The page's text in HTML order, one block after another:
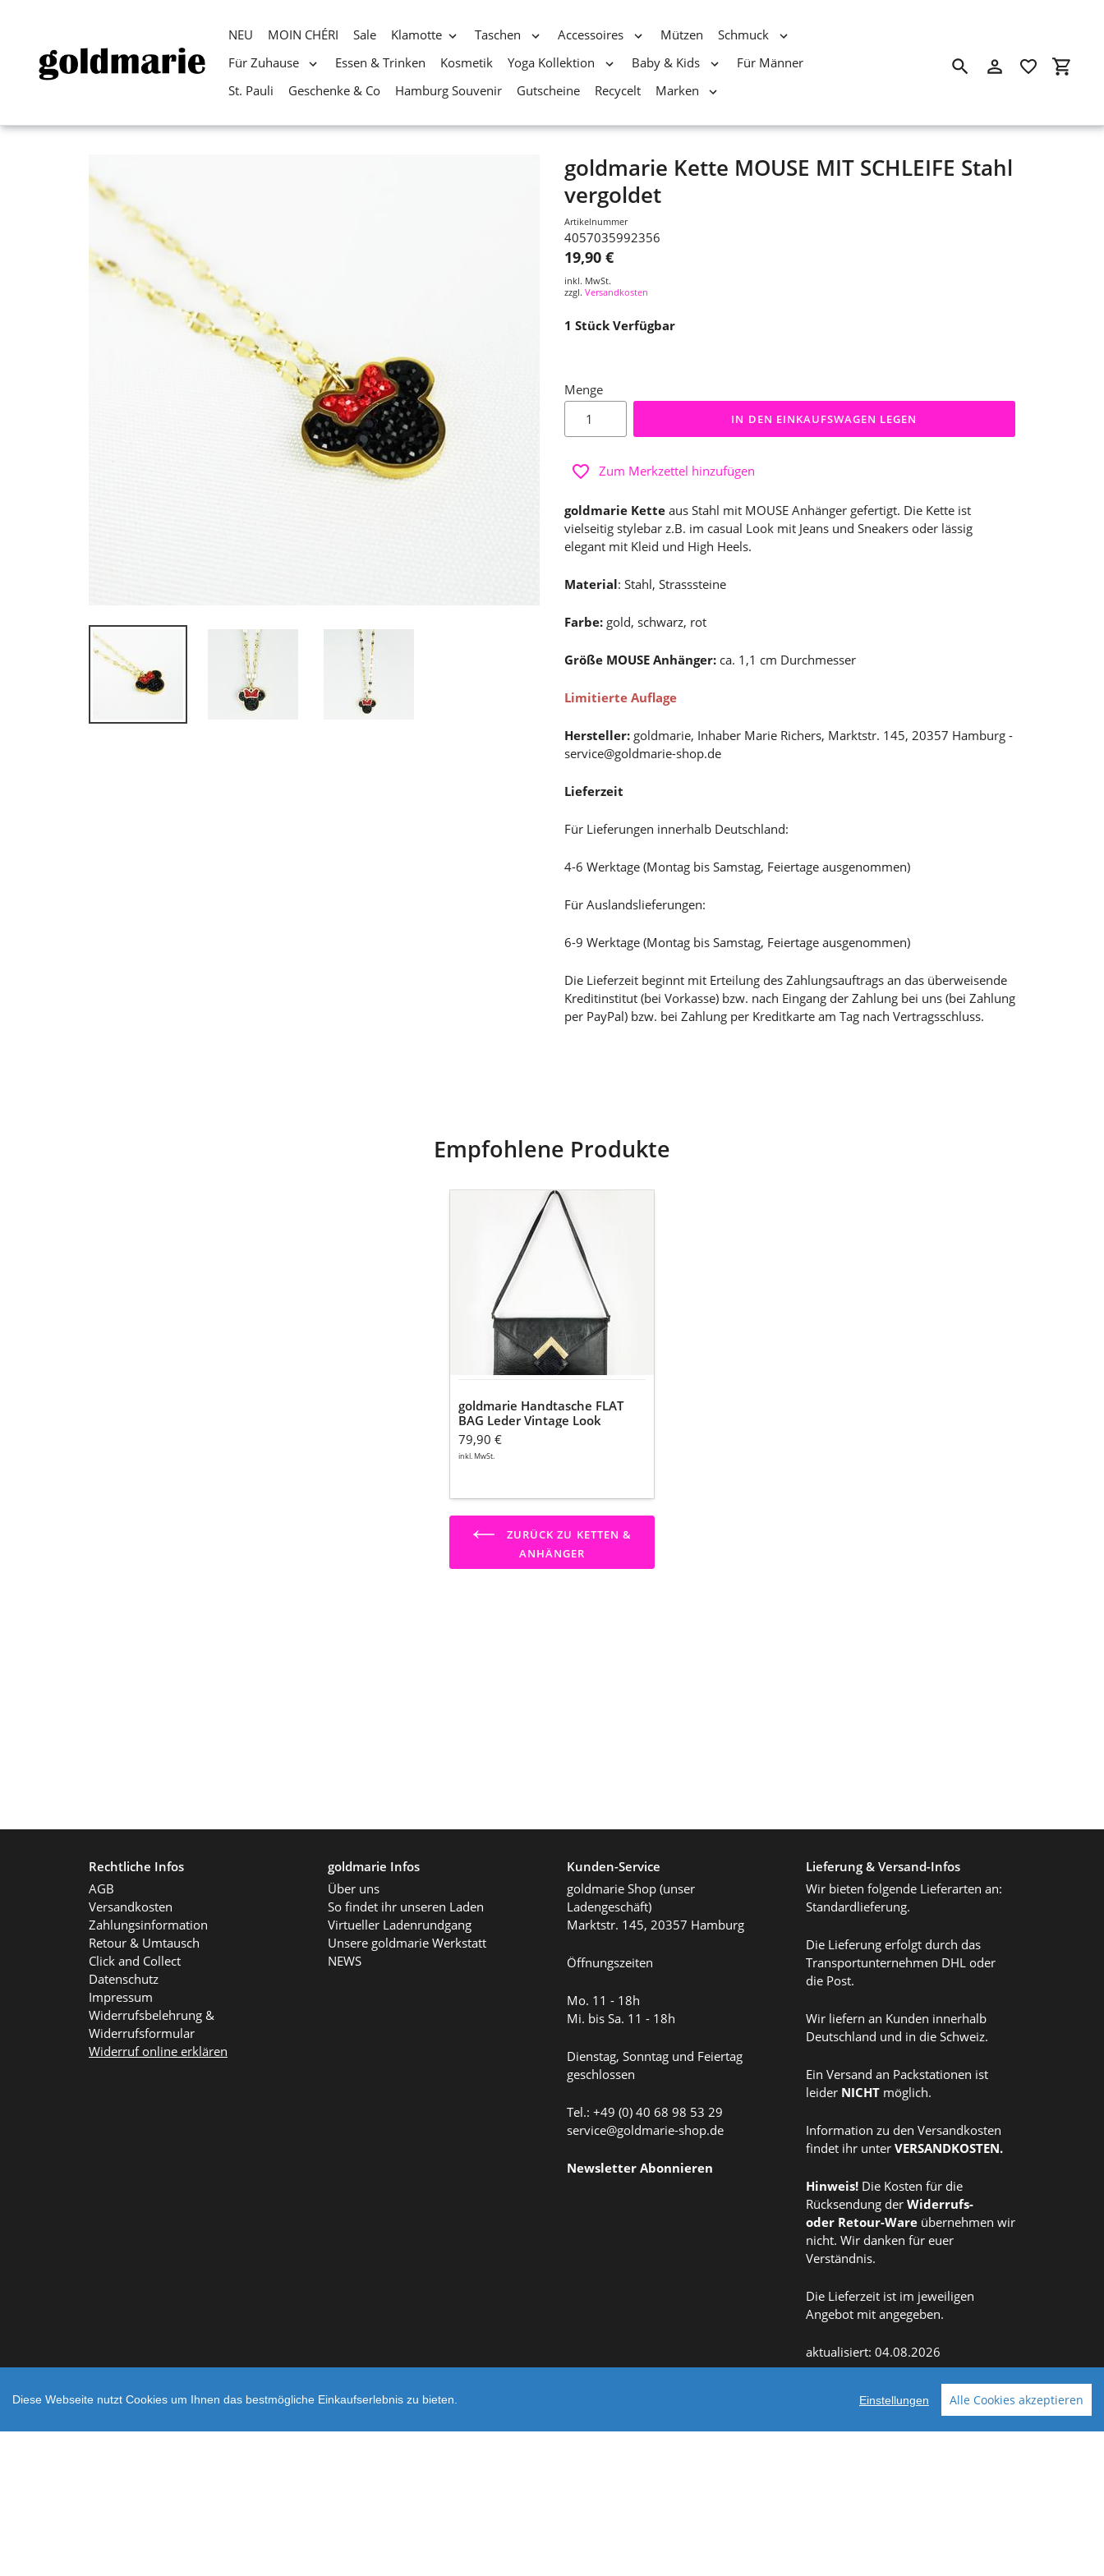
Direkt
NEU MOIN CHÉRI Sale Klamotte Taschen Accessoires Mützen
Schmuck
Für Zuhause
Essen & Trinken Kosmetik Yoga Kollektion Baby & Kids
Für Männer
St. Pauli
Geschenke & Co Hamburg Souvenir Gutscheine Recycelt Marken
SuchenEinloggen
goldmarie Kette MOUSE MIT SCHLEIFE Stahl
vergoldet
Artikelnummer
4057035992356
19,90 €
inkl. MwSt.
zzgl. Versandkosten
1 Stück Verfügbar
Menge
IN DEN EINKAUFSWAGEN LEGEN
Zum Merkzettel hinzufügen
goldmarie Kette aus Stahl mit MOUSE Anhänger gefertigt. Die Kette ist
vielseitig stylebar z.B. im casual Look mit Jeans und Sneakers oder lässig
elegant mit Kleid und High Heels.
Material: Stahl, Strasssteine
Farbe: gold, schwarz, rot
Größe MOUSE Anhänger: ca. 1,1 cm Durchmesser
Limitierte Auflage
Hersteller: goldmarie, Inhaber Marie Richers, Marktstr. 145, 20357 Hamburg -
service@goldmarie-shop.de
Lieferzeit
Für Lieferungen innerhalb Deutschland:
4-6 Werktage (Montag bis Samstag, Feiertage ausgenommen)
Für Auslandslieferungen:
6-9 Werktage (Montag bis Samstag, Feiertage ausgenommen)
Die Lieferzeit beginnt mit Erteilung des Zahlungsauftrags an das überweisende
Kreditinstitut (bei Vorkasse) bzw. nach Eingang der Zahlung bei uns (bei Zahlung
per PayPal) bzw. bei Zahlung per Kreditkarte am Tag nach Vertragsschluss.
Empfohlene Produkte
schwarz-
30x18cm
goldmarie Handtasche FLAT
BAG Leder Vintage Look
schwarz-gold - 30x18cm
79,90 €
inkl. MwSt.
ZURÜCK ZU KETTEN &
ANHÄNGER
Rechtliche Infos
AGB
Versandkosten
Zahlungsinformation
Retour & Umtausch
Click and Collect
Datenschutz
Impressum
Widerrufsbelehrung &
Widerrufsformular
Widerruf online erklären
goldmarie Infos
Über uns
So findet ihr unseren Laden
Virtueller Ladenrundgang
Unsere goldmarie Werkstatt
NEWS
Kunden-Service
goldmarie Shop (unser
Ladengeschäft)
Marktstr. 145, 20357 Hamburg
Öffnungszeiten
Mo. 11 - 18h
Mi. bis Sa. 11 - 18h
Dienstag, Sonntag und Feiertag
geschlossen
Tel.: +49 (0) 40 68 98 53 29
service@goldmarie-shop.de
Newsletter Abonnieren
Lieferung & Versand-Infos
Wir bieten folgende Lieferarten an:
Standardlieferung.
Die Lieferung erfolgt durch das
Transportunternehmen DHL oder
die Post.
Wir liefern an Kunden innerhalb
Deutschland und in die Schweiz.
Ein Versand an Packstationen ist
leider NICHT möglich.
Information zu den Versandkosten
findet ihr unter VERSANDKOSTEN.
Hinweis! Die Kosten für die
Rücksendung der Widerrufs-
oder Retour-Ware übernehmen wir
nicht. Wir danken für euer
Verständnis.
Die Lieferzeit ist im jeweiligen
Angebot mit angegeben.
aktualisiert: 04.08.2026
Diese Webseite nutzt Cookies um Ihnen das bestmögliche Einkaufserlebnis zu bieten. Einstellungen Alle Cookies akzeptieren